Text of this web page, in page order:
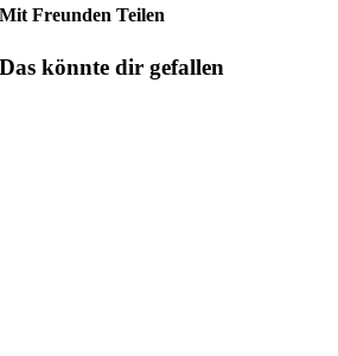
Mit Freunden Teilen
Das könnte dir gefallen